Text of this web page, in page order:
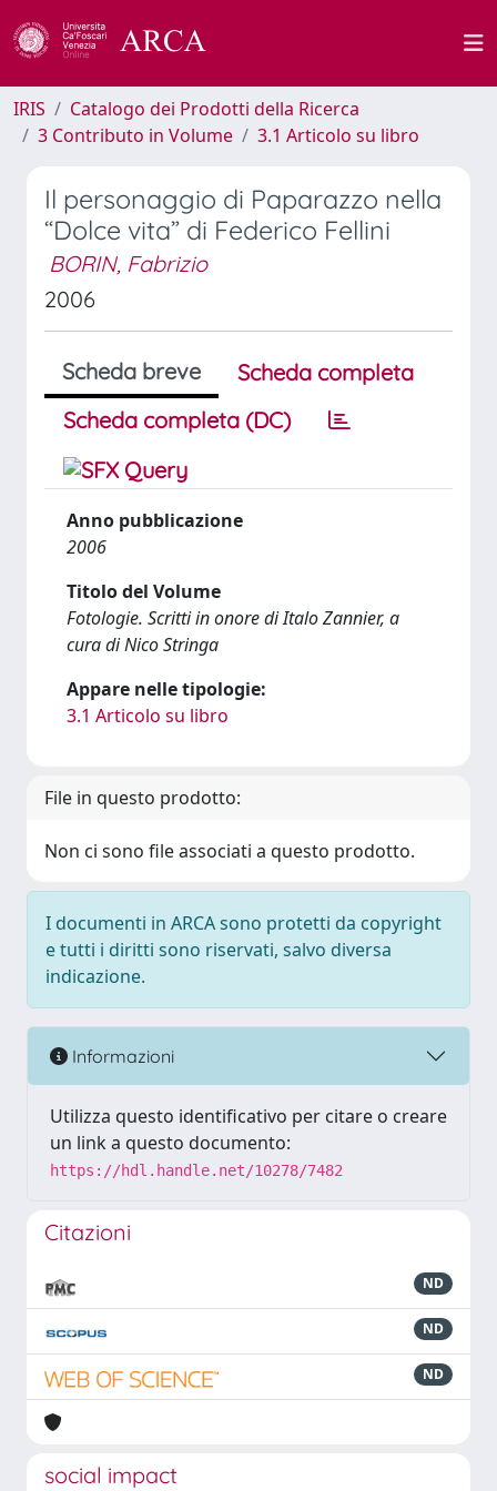
IRIS
Catalogo dei Prodotti della Ricerca
3 Contributo in Volume
3.1 Articolo su libro
Il personaggio di Paparazzo nella
“Dolce vita” di Federico Fellini
BORIN, Fabrizio
2006
Scheda breve
Scheda completa
Scheda completa (DC)
Anno pubblicazione
2006
Titolo del Volume
Fotologie. Scritti in onore di Italo Zannier, a
cura di Nico Stringa
Appare nelle tipologie:
3.1 Articolo su libro
File in questo prodotto:
Non ci sono file associati a questo prodotto.
I documenti in ARCA sono protetti da copyright
e tutti i diritti sono riservati, salvo diversa
indicazione.
Informazioni
Utilizza questo identificativo per citare o creare
un link a questo documento:
https://hdl.handle.net/10278/7482
Citazioni
ND
ND
ND
social impact